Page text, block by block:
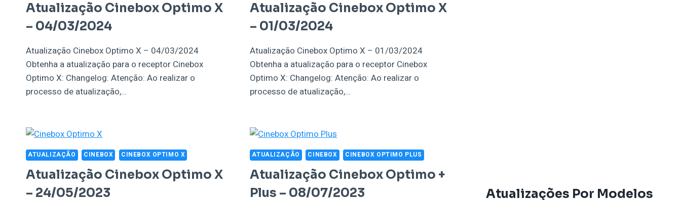
Atualização Cinebox Optimo X
– 04/03/2024
Atualização Cinebox Optimo X – 04/03/2024
Obtenha a atualização para o receptor Cinebox
Optimo X: Changelog: Atenção: Ao realizar o
processo de atualização,…
Atualização Cinebox Optimo X
– 01/03/2024
Atualização Cinebox Optimo X – 01/03/2024
Obtenha a atualização para o receptor Cinebox
Optimo X: Changelog: Atenção: Ao realizar o
processo de atualização,…
ATUALIZAÇÃO CINEBOX CINEBOX OPTIMO X
Atualização Cinebox Optimo X
– 24/05/2023
ATUALIZAÇÃO CINEBOX CINEBOX OPTIMO PLUS
Atualização Cinebox Optimo +
Plus – 08/07/2023
Atualizações Por Modelos